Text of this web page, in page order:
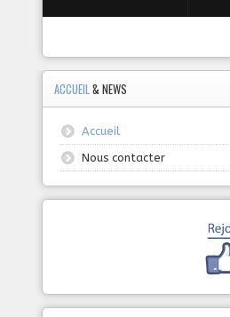
ACCUEIL& NEWS
Accueil
Nous contacter